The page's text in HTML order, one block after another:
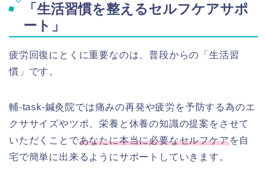
「生活習慣を整えるセルフケアサポ
ート」
疲労回復にとくに重要なのは、普段からの「生活習
慣」です。
輔-task-鍼灸院では痛みの再発や疲労を予防する為のエ
クササイズやツボ、栄養と休養の知識の提案をさせて
いただくことであなたに本当に必要なセルフケアを自
宅で簡単に出来るようにサポートしていきます。